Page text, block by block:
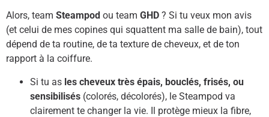
Alors, team Steampod ou team GHD ? Si tu veux mon avis
(et celui de mes copines qui squattent ma salle de bain), tout
dépend de ta routine, de ta texture de cheveux, et de ton
rapport à la coiffure.
Si tu as les cheveux très épais, bouclés, frisés, ou
sensibilisés (colorés, décolorés), le Steampod va
clairement te changer la vie. Il protège mieux la fibre,